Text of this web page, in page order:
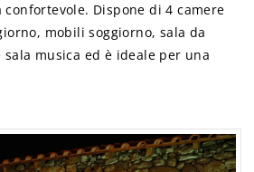
confortevole. Dispone di 4 camere
mobili soggiorno, sala da
sala musica ed è ideale per una